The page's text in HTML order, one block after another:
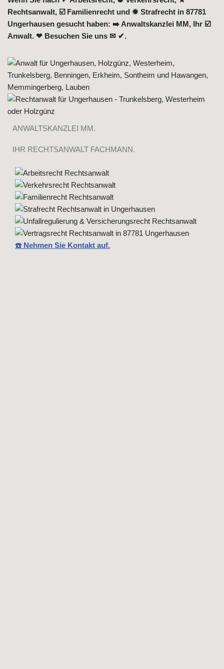
Rechtsanwalt, ☑️ Familienrecht und ✹ Strafrecht in 87781
Ungerhausen gesucht haben: ➡️ Anwaltskanzlei MM, Ihr ☑️
Anwalt. ❤ Besuchen Sie uns ✉ ✔.
ANWALTSKANZLEI MM.
IHR RECHTSANWALT FACHMANN.
☎️ Nehmen Sie Kontakt auf.